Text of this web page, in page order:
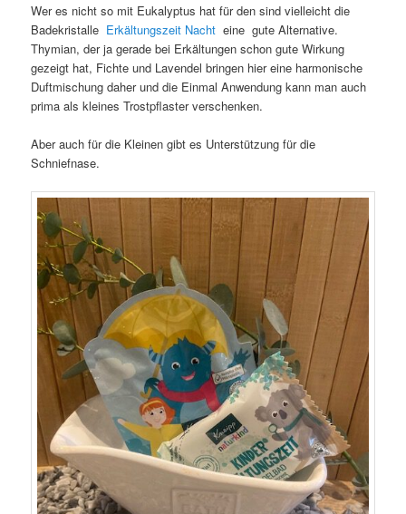
Wer es nicht so mit Eukalyptus hat für den sind vielleicht die
Badekristalle Erkältungszeit Nacht eine gute Alternative.
Thymian, der ja gerade bei Erkältungen schon gute Wirkung
gezeigt hat, Fichte und Lavendel bringen hier eine harmonische
Duftmischung daher und die Einmal Anwendung kann man auch
prima als kleines Trostpflaster verschenken.
Aber auch für die Kleinen gibt es Unterstützung für die
Schniefnase.